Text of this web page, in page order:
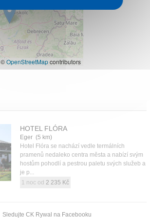
©OpenStreetMapcontributors
HOTEL FLÓRA
Eger (5 km)
Hotel Flóra se nachází vedle termálních
pramenů nedaleko centra města a nabízí svým
hostům pohodlí a pestrou paletu svých služeb a
je p...
1 noc od 2 235 Kč
Sledujte CK Rywal na Facebooku